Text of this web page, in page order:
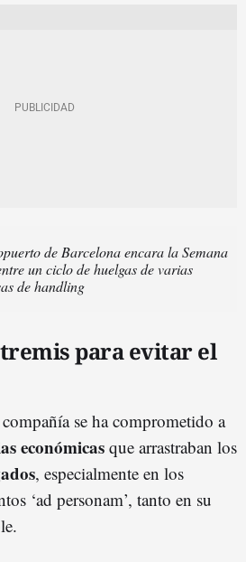
de Barcelona encara la Semana
un ciclo de huelgas de varias
de handling
para evitar el
se ha comprometido a
económicas que arrastraban los
, especialmente en los
‘ad personam’, tanto en su